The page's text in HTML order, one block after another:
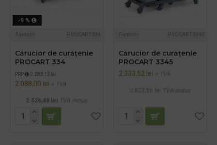
-9 %
Fantom PROCART334
Cărucior de curățenie
PROCART 334
PRP 2.283,12 lei
2.088,00 lei + TVA
2.526,48 lei TVA inclus
Fantom PROCART3345
Cărucior de curățenie
PROCART 3345
2.333,52 lei + TVA
2.823,56 lei TVA inclus